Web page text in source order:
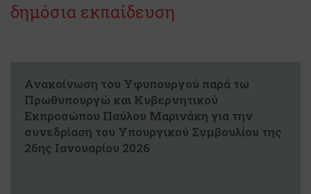
δημόσια εκπαίδευση
Ανακοίνωση του Υφυπουργού παρά τω
Πρωθυπουργώ και Κυβερνητικού
Εκπροσώπου Παύλου Μαρινάκη για την
συνεδρίαση του Υπουργικού Συμβουλίου της
26ης Ιανουαρίου 2026